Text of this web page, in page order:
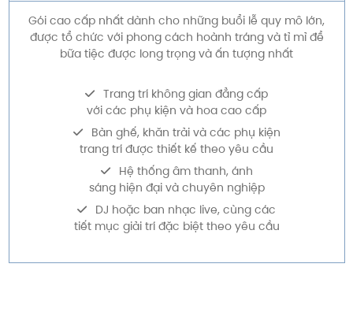
Gói cao cấp nhất dành cho những buổi lễ quy mô lớn,
được tổ chức với phong cách hoành tráng và tỉ mỉ để
bữa tiệc được long trọng và ấn tượng nhất
Trang trí không gian đẳng cấp
với các phụ kiện và hoa cao cấp
Bàn ghế, khăn trải và các phụ kiện
trang trí được thiết kế theo yêu cầu
Hệ thống âm thanh, ánh
sáng hiện đại và chuyên nghiệp
DJ hoặc ban nhạc live, cùng các
tiết mục giải trí đặc biệt theo yêu cầu